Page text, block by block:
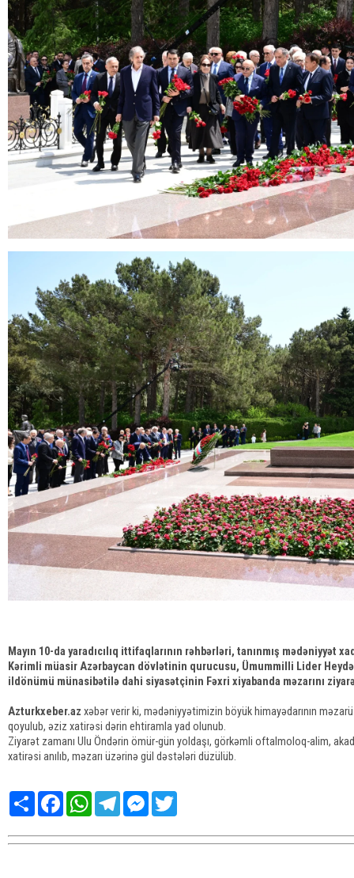
Mayın 10-da yaradıcılıq ittifaqlarının rəhbərləri, tanınmış mədəniyyət
Kərimli müasir Azərbaycan dövlətinin qurucusu, Ümummilli Lider
ildönümü münasibətilə dahi siyasətçinin Fəxri xiyabanda məzarını
Azturkxeber.az xəbər verir ki, mədəniyyətimizin böyük himayədarının
qoyulub, əziz xatirəsi dərin ehtiramla yad olunub.
Ziyarət zamanı Ulu Öndərin ömür-gün yoldaşı, görkəmli oftalmoloq-alim,
xatirəsi anılıb, məzarı üzərinə gül dəstələri düzülüb.
Share FacebookWhatsAppTelegramMessenger